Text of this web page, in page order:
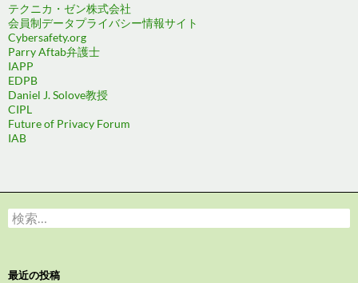
テクニカ・ゼン株式会社
会員制データプライバシー情報サイト
Cybersafety.org
Parry Aftab弁護士
IAPP
EDPB
Daniel J. Solove教授
CIPL
Future of Privacy Forum
IAB
検
索:
最近の投稿